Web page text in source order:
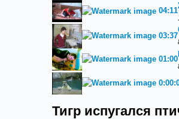
04:11
03:37
01:00
Тигр испугался